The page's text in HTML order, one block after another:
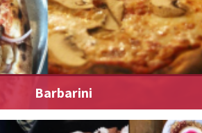
Barbarini